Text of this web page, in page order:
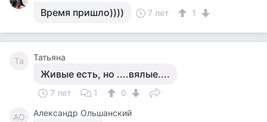
Время пришло)))) 7 лет 1
Та Татьяна
Живые есть, но ....вялые....
7 лет 1 0
АО Александр Ольшанский